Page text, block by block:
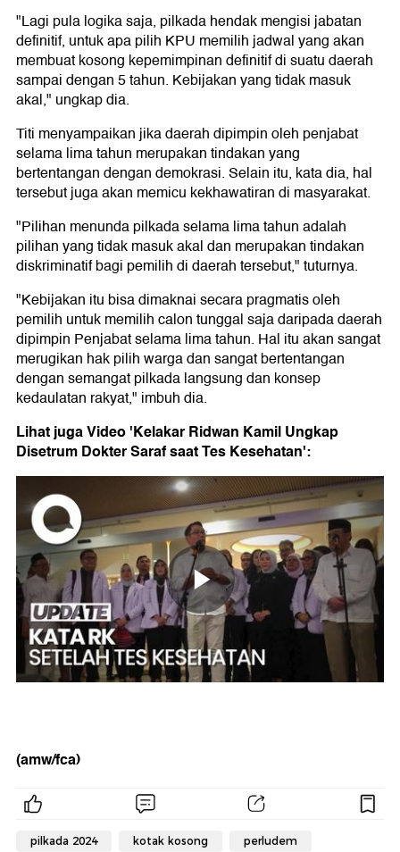
"Lagi pula logika saja, pilkada hendak mengisi jabatan
definitif, untuk apa pilih KPU memilih jadwal yang akan
membuat kosong kepemimpinan definitif di suatu daerah
sampai dengan 5 tahun. Kebijakan yang tidak masuk
akal," ungkap dia.
Titi menyampaikan jika daerah dipimpin oleh penjabat
selama lima tahun merupakan tindakan yang
bertentangan dengan demokrasi. Selain itu, kata dia, hal
tersebut juga akan memicu kekhawatiran di masyarakat.
"Pilihan menunda pilkada selama lima tahun adalah
pilihan yang tidak masuk akal dan merupakan tindakan
diskriminatif bagi pemilih di daerah tersebut," tuturnya.
"Kebijakan itu bisa dimaknai secara pragmatis oleh
pemilih untuk memilih calon tunggal saja daripada daerah
dipimpin Penjabat selama lima tahun. Hal itu akan sangat
merugikan hak pilih warga dan sangat bertentangan
dengan semangat pilkada langsung dan konsep
kedaulatan rakyat," imbuh dia.
Lihat juga Video 'Kelakar Ridwan Kamil Ungkap
Disetrum Dokter Saraf saat Tes Kesehatan':
(amw/fca)
pilkada 2024 kotak kosong perludem